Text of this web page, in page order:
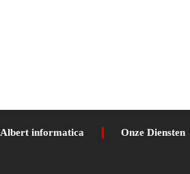
Albert informatica Onze Diensten